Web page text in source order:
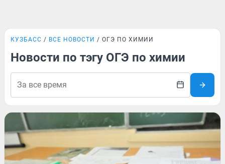
КУЗБАСС ВСЕ НОВОСТИ ОГЭ ПО ХИМИИ
Новости по тэгу ОГЭ по химии